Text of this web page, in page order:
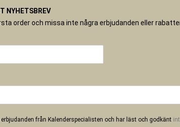
NYHETSBREV
order och missa inte några erbjudanden eller
från Kalenderspecialisten och har läst och godkänt